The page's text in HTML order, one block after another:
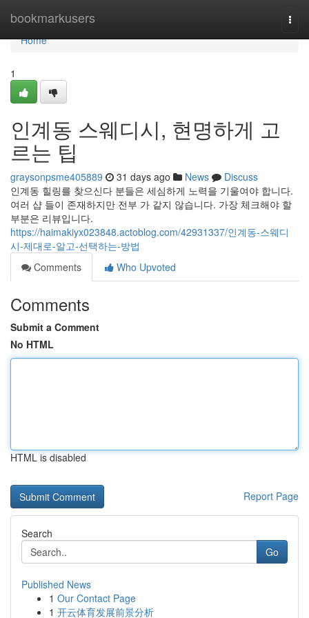
bookmarkusers
Home
Home
1
인계동 스웨디시, 현명하게 고
르는 팁
graysonpsme405889 31 days ago News
Discuss
인계동 힐링를 찾으신다 분들은 세심하게 노력을 기울여야 합니다.
여러 샵 들이 존재하지만 전부 가 같지 않습니다. 가장 체크해야 할
부분은 리뷰입니다.
https://haimakiyx023848.actoblog.com/42931337/인계동-스웨디
시-제대로-알고-선택하는-방법
Comments
Who Upvoted
Comments
Submit a Comment
No HTML
HTML is disabled
Report Page
Search
Go
Published News
1 Our Contact Page
1 开云体育发展前景分析